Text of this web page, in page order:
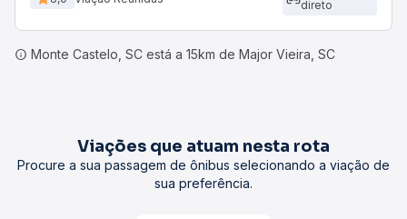
direto
Monte Castelo, SC está a 15km de Major Vieira, SC
Viações que atuam nesta rota
Procure a sua passagem de ônibus selecionando a viação de
sua preferência.